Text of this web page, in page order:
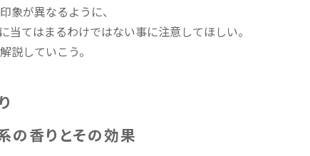
象が異なるように、
当てはまるわけではない事に注意してほしい。
説していこう。
の香りとその効果